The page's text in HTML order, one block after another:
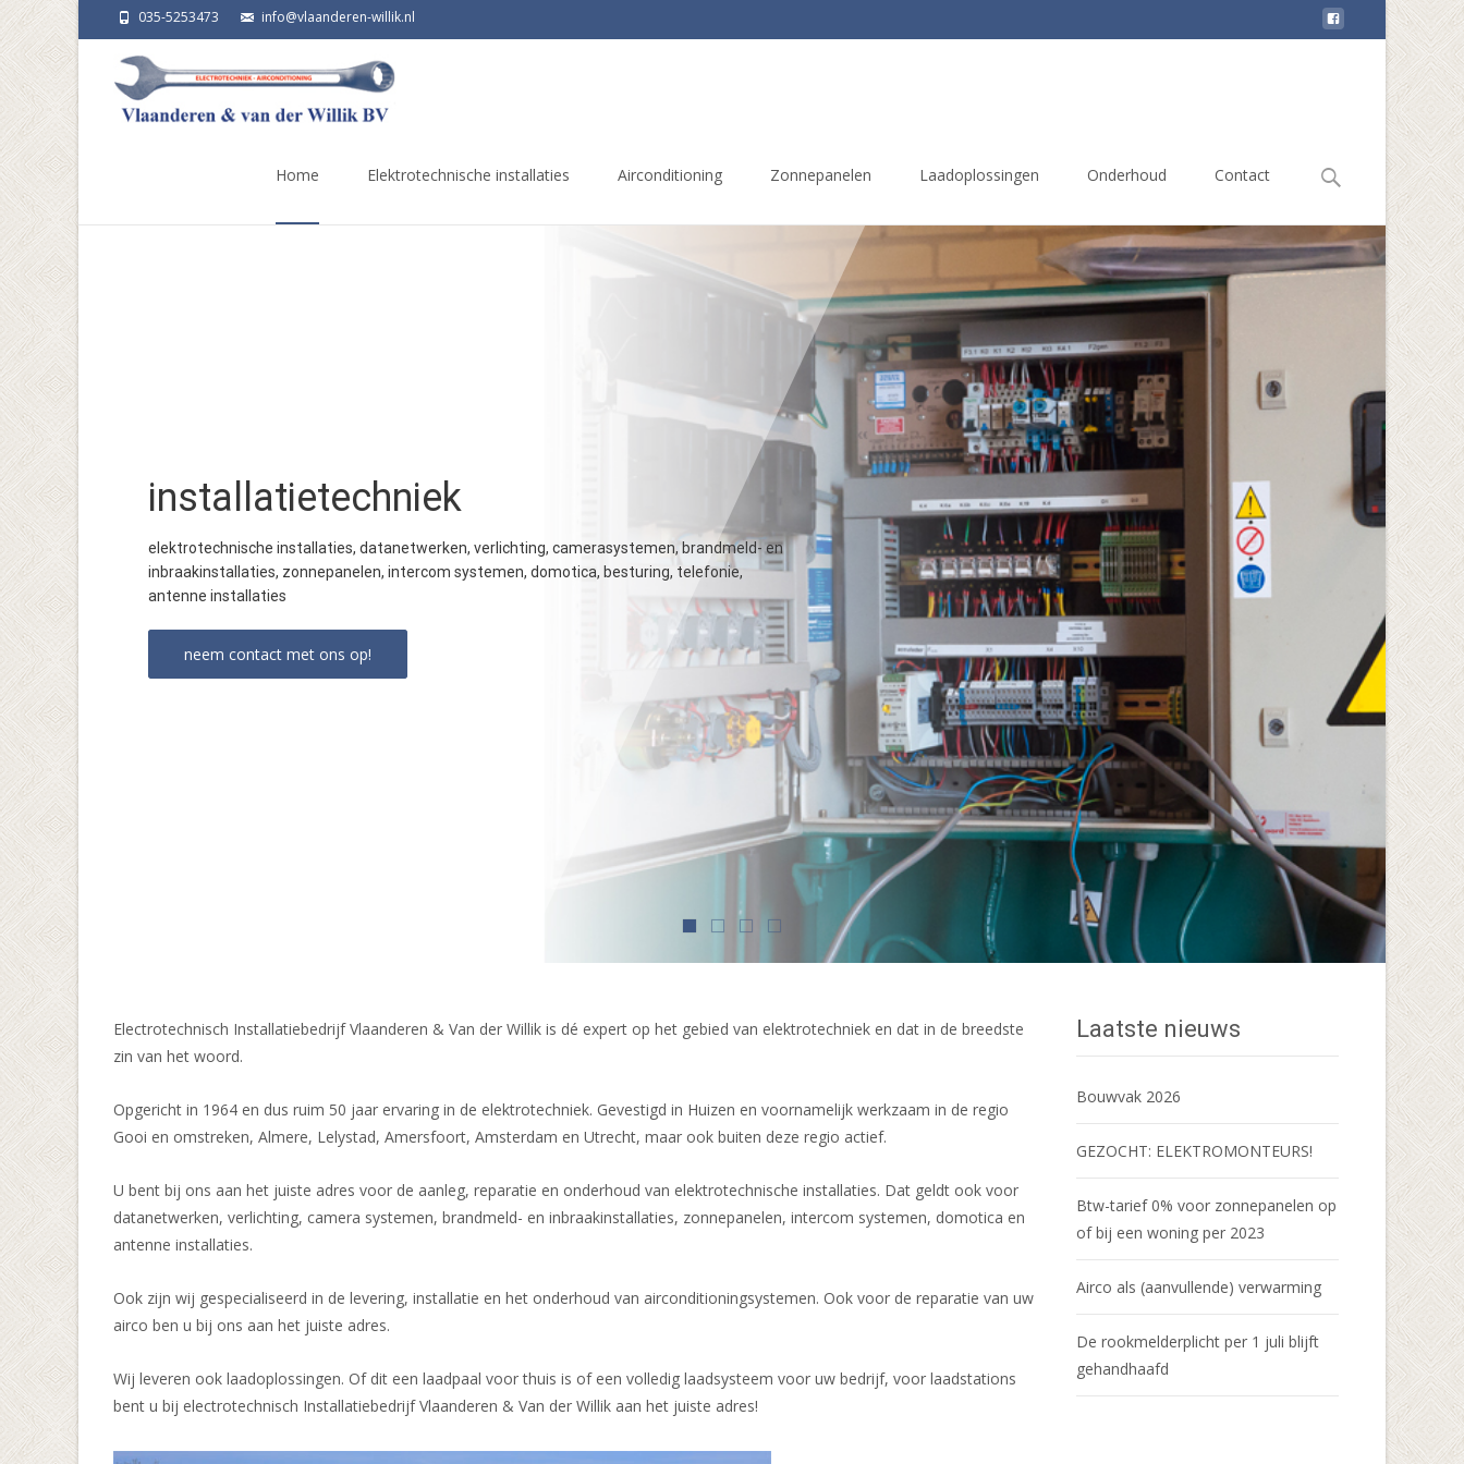
035-5253473 info@vlaanderen-willik.nl
naar
inhoud
Home Elektrotechnische installaties Airconditioning Zonnepanelen Laadoplossingen Onderhoud Contact
Zoek
naar:
installatietechniek
elektrotechnische installaties, datanetwerken, verlichting, camerasystemen, brandmeld- en
inbraakinstallaties, zonnepanelen, intercom systemen, domotica, besturing, telefonie,
antenne installaties
neem contact met ons op!
Electrotechnisch Installatiebedrijf Vlaanderen & Van der Willik is dé expert op het gebied van elektrotechniek en dat in de breedste
zin van het woord.
Opgericht in 1964 en dus ruim 50 jaar ervaring in de elektrotechniek. Gevestigd in Huizen en voornamelijk werkzaam in de regio
Gooi en omstreken, Almere, Lelystad, Amersfoort, Amsterdam en Utrecht, maar ook buiten deze regio actief.
U bent bij ons aan het juiste adres voor de aanleg, reparatie en onderhoud van elektrotechnische installaties. Dat geldt ook voor
datanetwerken, verlichting, camera systemen, brandmeld- en inbraakinstallaties, zonnepanelen, intercom systemen, domotica en
antenne installaties.
Ook zijn wij gespecialiseerd in de levering, installatie en het onderhoud van airconditioningsystemen. Ook voor de reparatie van uw
airco ben u bij ons aan het juiste adres.
Wij leveren ook laadoplossingen. Of dit een laadpaal voor thuis is of een volledig laadsysteem voor uw bedrijf, voor laadstations
bent u bij electrotechnisch Installatiebedrijf Vlaanderen & Van der Willik aan het juiste adres!
Laatste nieuws
Bouwvak 2026
GEZOCHT: ELEKTROMONTEURS!
Btw-tarief 0% voor zonnepanelen op
of bij een woning per 2023
Airco als (aanvullende) verwarming
De rookmelderplicht per 1 juli blijft
gehandhaafd